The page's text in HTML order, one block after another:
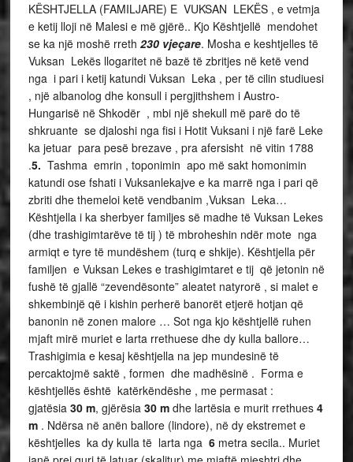
KËSHTJELLA (FAMILJARE) E VUKSAN LEKËS , e vetmja
e ketij lloji në Malesi e më gjërë.. Kjo Kështjellë mendohet
se ka një moshë rreth 230 vjeçare. Mosha e keshtjelles të
Vuksan Lekës llogaritet në bazë të zbritjes në ketë vend
nga i pari i ketij katundi Vuksan Leka , per të cilin studiuesi
, një albanolog dhe konsull i pergjithshem i Austro-
Hungarisë në Shkodër , mbi një shekull më parë do të
shkruante se djaloshi nga fisi i Hotit Vuksani i një farë Leke
ka jetuar para pesë brezave , pra afersisht në vitin 1788
.5. Tashma emrin , toponimin apo më sakt homonimin
katundi ose fshati i Vuksanlekajve e ka marrë nga i pari që
zbriti dhe themeloi ketë vendbanim ,Vuksan Leka…
Kështjella i ka sherbyer familjes së madhe të Vuksan Lekes
(dhe trashigimtarëve të tij ) të mbroheshin ndër mote nga
armiqt e tyre të mundëshem (turq e shkije). Kështjella për
familjen e Vuksan Lekes e trashigimtaret e tij që jetonin në
fushë të gjallë “zevendësonte” aleatet natyrorë , si malet e
shkembinjë që i kishin perherë banorët etjerë hotjan që
banonin në zonen malore … Sot nga kjo kështjellë ruhen
mjaft mirë muriet e larta rrethuese dhe dy kulla ballore…
Trashigimia e kesaj kështjella na jep mundesinë të
percaktojmë saktë , formen dhe madhësinë . Forma e
kështjellës është katërkëndëshe , me permasat :
gjatësia 30 m, gjërësia 30 mdhe lartësia e murit rrethues 4
m. Ndërsa në anën ballore (lindore), në dy ekstremet e
kështjelles ka dy kulla të larta nga 6metra secila.. Muriet